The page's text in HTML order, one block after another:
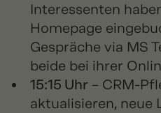
Interessenten
Homepage
Gespräche via MS
beide bei ihrer
15:15 Uhr – CRM-
aktualisieren, neue